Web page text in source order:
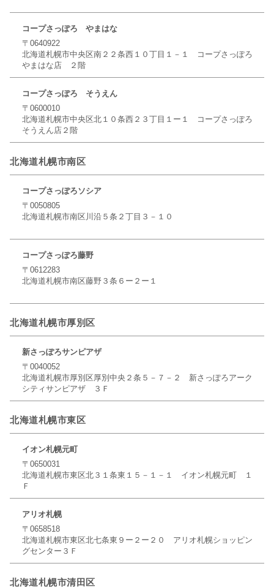
コープさっぽろ やまはな
〒0640922
北海道札幌市中央区南２２条西１０丁目１－１ コープさっぽろ
やまはな店 ２階
コープさっぽろ そうえん
〒0600010
北海道札幌市中央区北１０条西２３丁目１ー１ コープさっぽろ
そうえん店２階
北海道札幌市南区
コープさっぽろソシア
〒0050805
北海道札幌市南区川沿５条２丁目３－１０
コープさっぽろ藤野
〒0612283
北海道札幌市南区藤野３条６ー２ー１
北海道札幌市厚別区
新さっぽろサンピアザ
〒0040052
北海道札幌市厚別区厚別中央２条５－７－２ 新さっぽろアーク
シティサンピアザ ３Ｆ
北海道札幌市東区
イオン札幌元町
〒0650031
北海道札幌市東区北３１条東１５－１－１ イオン札幌元町 １
Ｆ
アリオ札幌
〒0658518
北海道札幌市東区北七条東９ー２ー２０ アリオ札幌ショッピン
グセンター３Ｆ
北海道札幌市清田区